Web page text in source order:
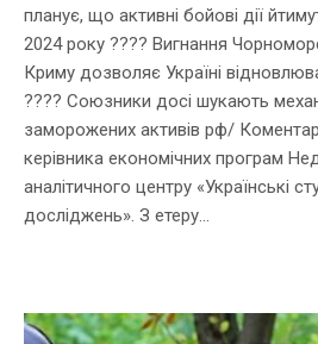
планує, що активні бойові дії
2024 року ???? Вигнання
Криму дозволяє Україні
???? Союзники досі шукають
заморожених активів рф/
керівника економічних програм
аналітичного центру «Українські
досліджень». З етеру...